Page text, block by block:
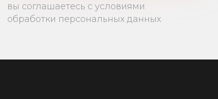
вы соглашаетесь с условиями
обработки персональных данных